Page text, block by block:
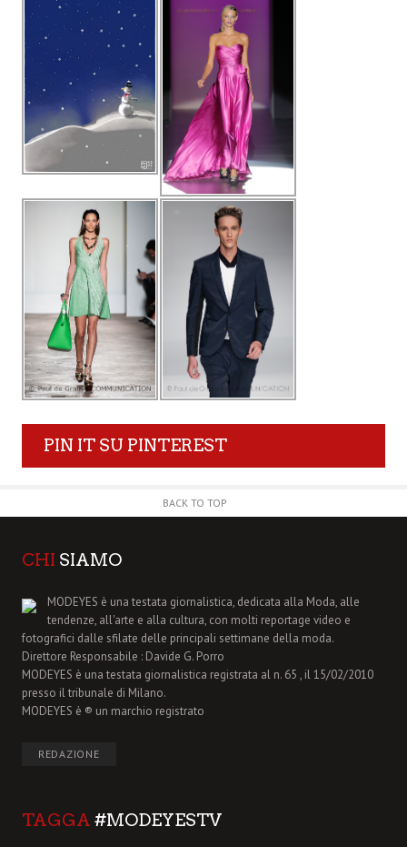
PIN IT SU PINTEREST
BACK TO TOP
CHI SIAMO
MODEYES è una testata giornalistica, dedicata alla Moda, alle
tendenze, all'arte e alla cultura, con molti reportage video e
fotografici dalle sfilate delle principali settimane della moda.
Direttore Responsabile : Davide G. Porro
MODEYES è una testata giornalistica registrata al n. 65 , il 15/02/2010
presso il tribunale di Milano.
MODEYES è ® un marchio registrato
REDAZIONE
TAGGA #MODEYESTV